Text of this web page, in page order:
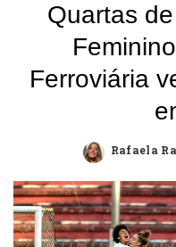
Quartas
Ferroviária
Posted
Rafaela